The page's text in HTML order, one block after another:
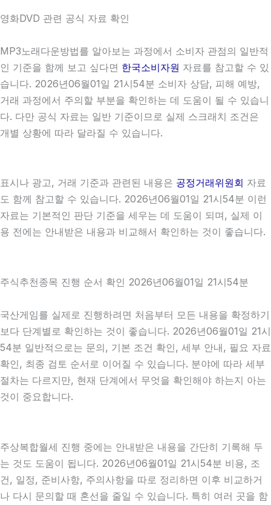
영화DVD 관련 공식 자료 확인
MP3노래다운방법를 알아보는 과정에서 소비자 관점의 일반적
인 기준을 함께 보고 싶다면 한국소비자원 자료를 참고할 수 있
습니다. 2026년06월01일 21시54분 소비자 상담, 피해 예방,
거래 과정에서 주의할 부분을 확인하는 데 도움이 될 수 있습니
다. 다만 공식 자료는 일반 기준이므로 실제 스크래치 조건은
개별 상황에 따라 달라질 수 있습니다.
표시나 광고, 거래 기준과 관련된 내용은 공정거래위원회 자료
도 함께 참고할 수 있습니다. 2026년06월01일 21시54분 이런
자료는 기본적인 판단 기준을 세우는 데 도움이 되며, 실제 이
용 전에는 안내받은 내용과 비교해서 확인하는 것이 좋습니다.
주식추천종목 진행 순서 확인 2026년06월01일 21시54분
국산게임를 실제로 진행하려면 처음부터 모든 내용을 확정하기
보다 단계별로 확인하는 것이 좋습니다. 2026년06월01일 21시
54분 일반적으로는 문의, 기본 조건 확인, 세부 안내, 필요 자료
확인, 최종 검토 순서로 이어질 수 있습니다. 분야에 따라 세부
절차는 다르지만, 현재 단계에서 무엇을 확인해야 하는지 아는
것이 중요합니다.
주상복합월세 진행 중에는 안내받은 내용을 간단히 기록해 두
는 것도 도움이 됩니다. 2026년06월01일 21시54분 비용, 조
건, 일정, 준비사항, 주의사항을 따로 정리하면 이후 비교하거
나 다시 문의할 때 혼선을 줄일 수 있습니다. 특히 여러 곳을 함